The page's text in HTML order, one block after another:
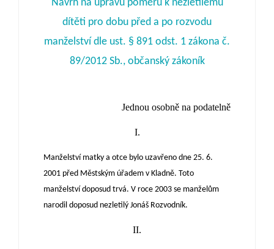
Návrh na úpravu poměrů k nezletilému
dítěti pro dobu před a po rozvodu
manželství dle ust. § 891 odst. 1 zákona č.
89/2012 Sb., občanský zákoník
Jednou osobně na podatelně
I.
Manželství matky a otce bylo uzavřeno dne 25. 6.
2001 před Městským úřadem v Kladně. Toto
manželství doposud trvá. V roce 2003 se manželům
narodil doposud nezletilý Jonáš Rozvodník.
II.